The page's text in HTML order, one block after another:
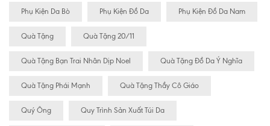
Phụ Kiện Da Bò Phụ Kiện Đồ Da Phụ Kiện Đồ Da Nam
Quà Tặng Quà Tặng 20/11
Quà Tặng Bạn Trai Nhân Dịp Noel Quà Tặng Đồ Da Ý Nghĩa
Quà Tặng Phái Mạnh Quà Tặng Thầy Cô Giáo
Quý Ông Quy Trình Sản Xuất Túi Da